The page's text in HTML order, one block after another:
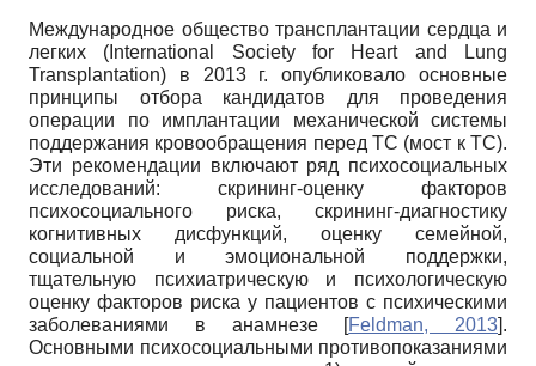
Международное общество трансплантации сердца и
легких (International Society for Heart and Lung
Transplantation) в 2013 г. опубликовало основные
принципы отбора кандидатов для проведения
операции по имплантации механической системы
поддержания кровообращения перед ТС (мост к ТС).
Эти рекомендации включают ряд психосо­циальных
исследований: скрининг-оценку факторов
психосоциального риска, скрининг-диагностику
когнитивных дисфункций, оценку семейной,
социальной и эмоциональной поддержки,
тщательную психиатрическую и психологическую
оценку факторов риска у пациентов с психическими
заболеваниями в анамнезе
[Feldman, 2013].
Основными психосоци­альными противопоказаниями